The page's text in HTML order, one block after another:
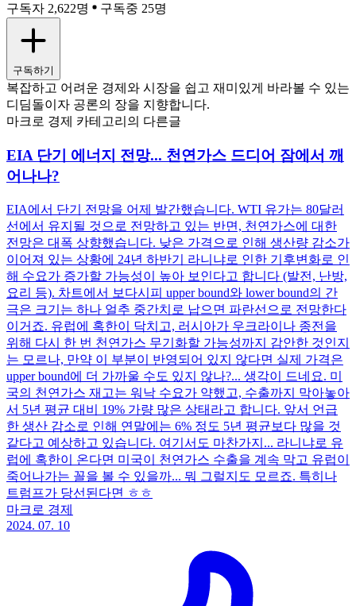
구독자 2,622명
구독중 25명
구독하기
복잡하고 어려운 경제와 시장을 쉽고 재미있게 바라볼 수 있는
디딤돌이자 공론의 장을 지향합니다.
마크로 경제 카테고리의 다른글
EIA 단기 에너지 전망... 천연가스 드디어 잠에서 깨
어나나?
EIA에서 단기 전망을 어제 발간했습니다. WTI 유가는 80달러
선에서 유지될 것으로 전망하고 있는 반면, 천연가스에 대한
전망은 대폭 상향했습니다. 낮은 가격으로 인해 생산량 감소가
이어져 있는 상황에 24년 하반기 라니냐로 인한 기후변화로 인
해 수요가 증가할 가능성이 높아 보인다고 합니다 (발전, 난방,
요리 등). 차트에서 보다시피 upper bound와 lower bound의 간
극은 크기는 하나 얼추 중간치로 납으면 파란선으로 전망한다
이거죠. 유럽에 혹한이 닥치고, 러시아가 우크라이나 종전을
위해 다시 한 번 천연가스 무기화할 가능성까지 감안한 것인지
는 모르나, 만약 이 부분이 반영되어 있지 않다면 실제 가격은
upper bound에 더 가까울 수도 있지 않나?... 생각이 드네요. 미
국의 천연가스 재고는 워낙 수요가 약했고, 수출까지 막아놓아
서 5년 평균 대비 19% 가량 많은 상태라고 합니다. 앞서 언급
한 생산 감소로 인해 연말에는 6% 정도 5년 평균보다 많을 것
같다고 예상하고 있습니다. 여기서도 마찬가지... 라니냐로 유
럽에 혹한이 온다면 미국이 천연가스 수출을 계속 막고 유럽이
죽어나가는 꼴을 볼 수 있을까... 뭐 그럴지도 모르죠. 특히나
트럼프가 당선된다면 ㅎㅎ
마크로 경제
2024. 07. 10